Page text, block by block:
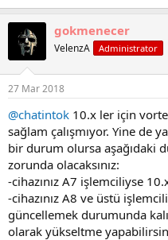
gokmenecer
VelenzA Administrator
27 Mar 2018
@chatintok 10.x ler için
sağlam çalışmıyor. Yine de
bir durum olursa aşağıdaki
zorunda olacaksınız:
-cihazınız A7 işlemciliyse
-cihazınız A8 ve üstü
güncellemek durumunda
olarak yükseltme